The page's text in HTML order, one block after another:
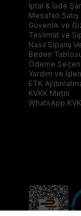
İptal & İade
Mesafeli
Güvenlik ve
Teslimat ve
Nasıl Sipariş
Beden
Ödeme
Yardım ve
ETK
KVKK Metni
WhatsApp